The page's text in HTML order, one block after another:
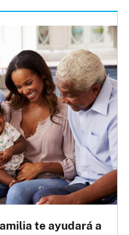
te ayudará a